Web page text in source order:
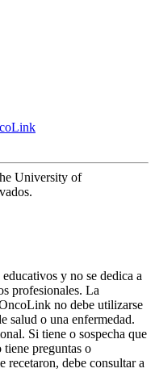
University of
y no se dedica a
profesionales. La
no debe utilizarse
salud o una enfermedad.
Si tiene o sospecha que
tiene preguntas o
recetaron, debe consultar a